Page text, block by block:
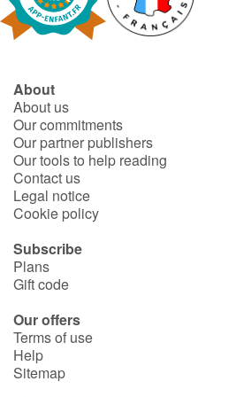
Fable, myth, literature and poetry
Ogres, monsters and witches
Heroines and Heroes
Ecology, nature, seasons
The animals
Travel, epic, investigation, adventure
Around the world
Learning
About
About us
Our commitments
Our partner publishers
Our tools to help reading
Contact us
Legal notice
Cookie policy
Subscribe
Plans
Gift code
Our offers
Terms of use
Help
Sitemap